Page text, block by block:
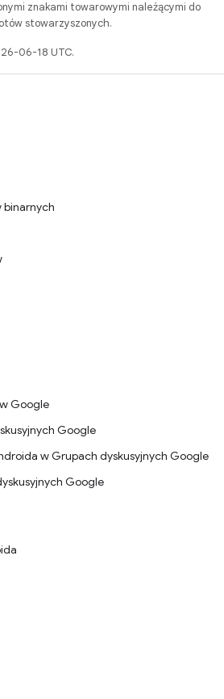
znakami towarowymi należącymi do
stowarzyszonych.
06-18 UTC.
binarnych
Google
Google
w Grupach dyskusyjnych Google
Google